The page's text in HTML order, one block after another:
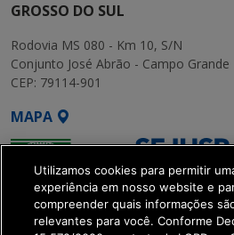
GROSSO DO SUL
Rodovia MS 080 - Km 10, S/N
Conjunto José Abrão - Campo
CEP: 79114-901
MAPA
Utilizamos cookies para permitir
experiência em nosso website e
compreender quais informações
relevantes para você. Conforme